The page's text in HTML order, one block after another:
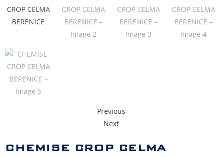
Previous
Next
CHEMISE CROP CELMA